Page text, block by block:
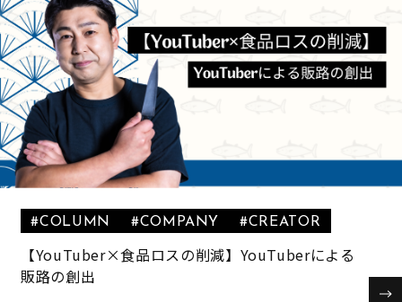
【YouTuber×食品ロスの削減】YouTuberによる
販路の創出
#COLUMN #COMPANY #CREATOR